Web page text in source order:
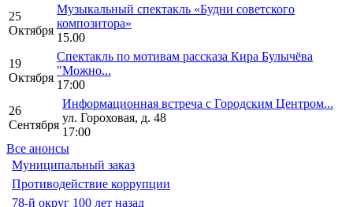
25
Октября
Музыкальный спектакль «Будни советского
композитора»
15.00
19
Октября
Спектакль по мотивам рассказа Кира Булычёва
"Можно...
17:00
26
Сентября
Информационная встреча с Городским Центром...
ул. Гороховая, д. 48
17:00
Все анонсы
Муниципальный заказ
Противодействие коррупции
78-й округ 100 лет назад